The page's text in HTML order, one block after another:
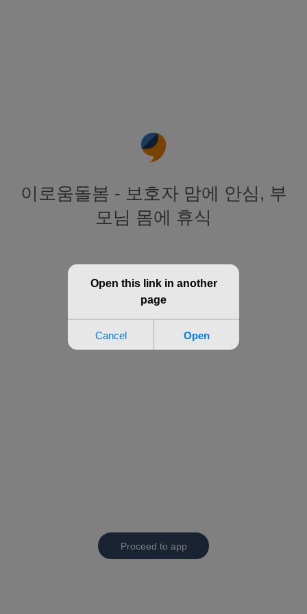
이로움돌봄 - 보호자 맘에 안심, 부
모님 몸에 휴식
Proceed to app